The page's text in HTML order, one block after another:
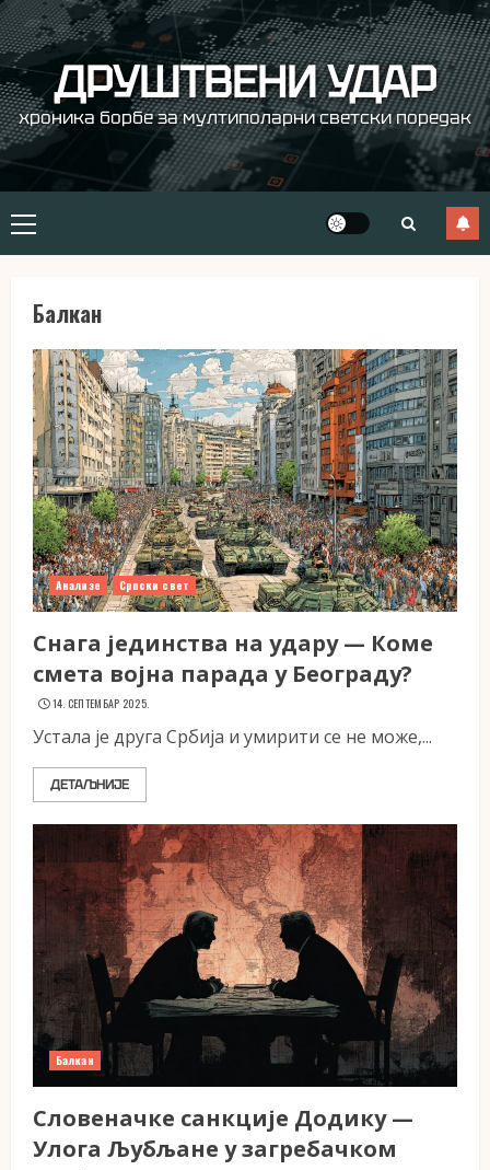
Skip
to
content ДРУШТВЕНИ УДАР
хроника борбе за мултиполарни светски поредак
Primary
Menu
Балкан
Анализе Српски свет
Снага јединства на удару — Коме
смета војна парада у Београду?
14. СЕПТЕМБАР 2025.
Устала је друга Србија и умирити се не може,...
ДЕТАЉНИЈЕ
Балкан
Словеначке санкције Додику —
Улога Љубљане у загребачком